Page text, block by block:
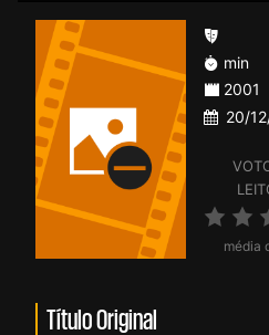
média
min
2001
20/
Título Original